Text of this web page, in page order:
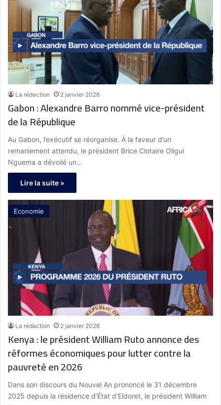
La rédaction 2 janvier 2026
Gabon : Alexandre Barro nommé vice-président
de la République
Au Gabon, l’exécutif se réorganise. À la faveur d’un
remaniement attendu, le président Brice Clotaire Oligui
Nguema a dévoilé un…
Lire la suite »
Economie
La rédaction 2 janvier 2026
Kenya : le président William Ruto annonce des
réformes économiques pour lutter contre la
pauvreté en 2026
Dans son discours du Nouvel An prononcé le 31 décembre
2025 depuis la résidence d’État d’Eldoret, le président William